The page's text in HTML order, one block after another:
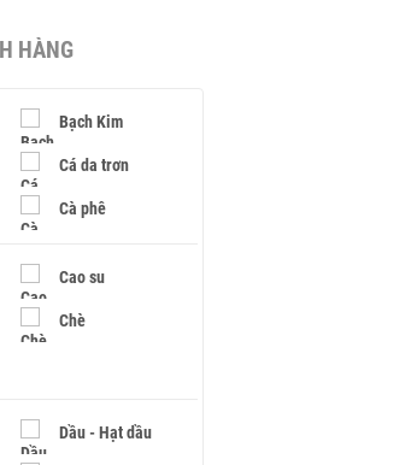
HÀNG
Bạch Kim
Cá da trơn
Cà phê
Cao su
Chè
Dầu - Hạt dầu